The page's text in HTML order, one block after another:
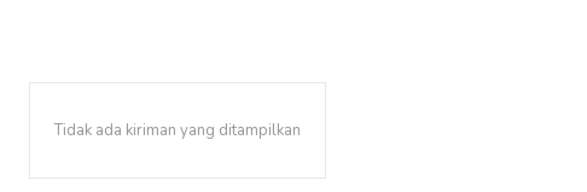
Tidak ada kiriman yang ditampilkan